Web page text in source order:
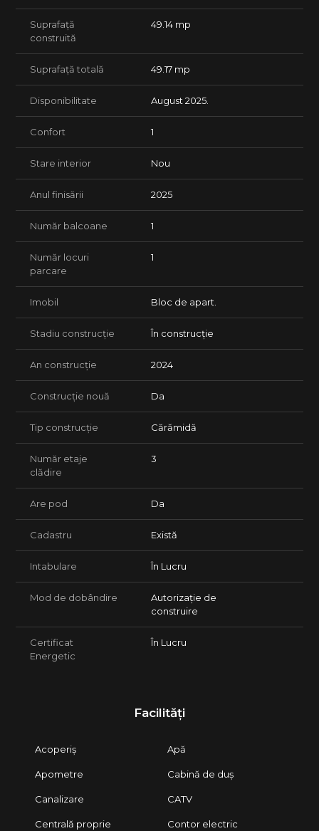
caramida porotherm. Blocul este termoizolat exterior cu
polistiren de 10 cm EPS 80.
* Fotografiile sunt cu titlu informativ dintr-un proiect anterior al
aceluiasi dezvoltator.
* Termen de predare al apartamentelor incepand cu luna
Septembrie a anului 2025.
Lasa procesul de achizitie in seama agentiei tale FAVORITe!
Suprafață
construită
49.14 mp
Suprafață totală 49.17 mp
Disponibilitate August 2025.
Confort 1
Stare interior Nou
Anul finisării 2025
Număr balcoane 1
Număr locuri
parcare
1
Imobil Bloc de apart.
Stadiu construcție În construcție
An construcție 2024
Construcție nouă Da
Tip construcție Cărămidă
Număr etaje
clădire
3
Are pod Da
Cadastru Există
Intabulare În Lucru
Mod de dobândire
Autorizație de
construire
Certificat
Energetic
În Lucru
Facilități
Acoperiș Apă
Apometre Cabină de duș
Canalizare CATV
Centrală proprie Contor electric